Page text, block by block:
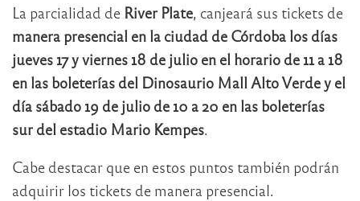
La parcialidad de River Plate, canjeará sus tickets de
manera presencial en la ciudad de Córdoba los días
jueves 17 y viernes 18 de julio en el horario de 11 a 18
en las boleterías del Dinosaurio Mall Alto Verde y el
día sábado 19 de julio de 10 a 20 en las boleterías
sur del estadio Mario Kempes.
Cabe destacar que en estos puntos también podrán
adquirir los tickets de manera presencial.